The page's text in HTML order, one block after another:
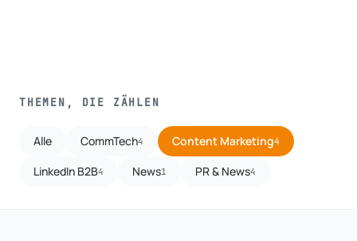
THEMEN, DIE ZÄHLEN
Alle CommTech4 Content Marketing4
LinkedIn B2B4 News1 PR & News4